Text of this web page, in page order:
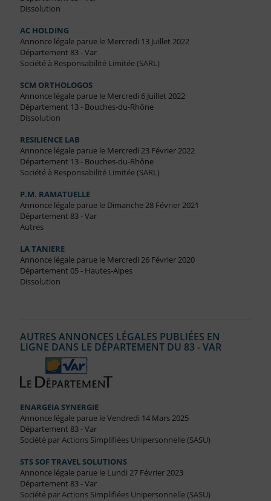
Dissolution
AC HOLDING
Annonce légale parue le Mercredi 13 Juillet 2022
Département 83 - Var
Société à Responsabilité Limitée (SARL)
SCM ORTHOLOGOS
Annonce légale parue le Mercredi 6 Juillet 2022
Département 13 - Bouches-du-Rhône
Dissolution
RESILIENCE LAB
Annonce légale parue le Mercredi 23 Février 2022
Département 13 - Bouches-du-Rhône
Société à Responsabilité Limitée (SARL)
P.M. RAMATUELLE
Annonce légale parue le Dimanche 28 Février 2021
Département 83 - Var
Autres
LA TANIERE
Annonce légale parue le Mercredi 26 Février 2020
Département 05 - Hautes-Alpes
Dissolution
AUTRES ANNONCES LÉGALES PUBLIÉES EN
LIGNE DANS LE DÉPARTEMENT DU 83 - VAR
ENARGEIA SYNERGIE
Annonce légale parue le Vendredi 14 Mars 2025
Département 83 - Var
Société par Actions Simplifiées Unipersonnelle (SASU)
STS SOF TRAVEL SOLUTIONS
Annonce légale parue le Lundi 27 Février 2023
Département 83 - Var
Société par Actions Simplifiées Unipersonnelle (SASU)